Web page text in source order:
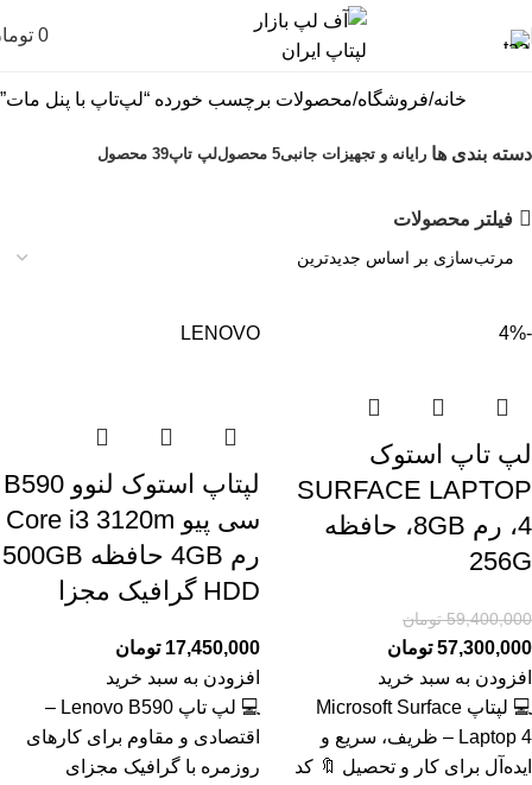
0
خانه فروشگاه محصولات برچسب خورده “لپ‌تاپ با پنل مات”
دسته بندی ها رایانه و تجهیزات جانبی5 محصول لپ تاپ39 محصول
فیلتر محصولات
-4%
لپ تاپ استوک
SURFACE LAPTOP
4، رم 8GB، حافظه
256G
59,400,000 تومان
57,300,000 تومان
افزودن به سبد خرید
💻 لپتاپ Microsoft Surface
Laptop 4 – ظریف، سریع و
ایده‌آل برای کار و تحصیل 🔖 کد
LENOVO
لپتاپ استوک لنوو B590
سی پیو Core i3 3120m
رم 4GB حافظه 500GB
HDD گرافیک مجزا
17,450,000 تومان
افزودن به سبد خرید
💻 لپ تاپ Lenovo B590 –
اقتصادی و مقاوم برای کارهای
روزمره با گرافیک مجزای